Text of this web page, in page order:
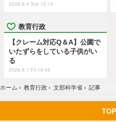
2026.8.4 Tue 12:15
教育行政
【クレーム対応Q＆A】公園で
いたずらをしている子供がい
る
2026.8.7 Fri 19:45
ホーム › 教育行政 › 文部科学省 › 記事
TOP